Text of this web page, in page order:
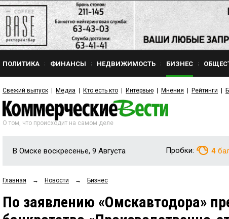
ПОЛИТИКА ФИНАНСЫ НЕДВИЖИМОСТЬ БИЗНЕС
Свежий выпуск Медиа Кто есть кто Интервью Мнения Рейтинги
О том, что происходит на самом деле
В Омске воскресенье, 9 Августа Пробки: 4
Главная → Новости → Бизнес
По заявлению «Омскавтодора»